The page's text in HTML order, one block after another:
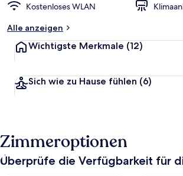
Kostenloses WLAN
Alle anzeigen
Wichtigste Merkmale (12)
Sich wie zu Hause fühlen (6)
Zimmeroptionen
Überprüfe die Verfügbarkeit für